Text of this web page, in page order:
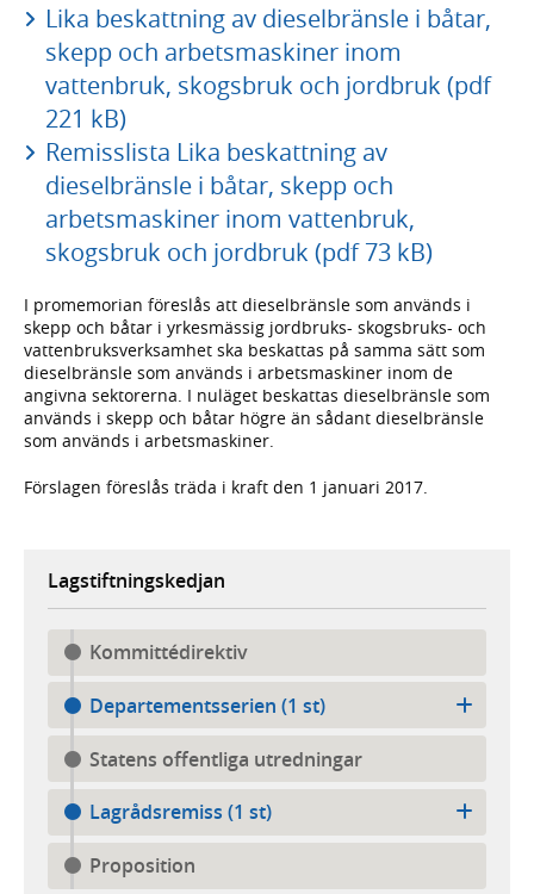
Lika beskattning av dieselbränsle i båtar,
skepp och arbetsmaskiner inom
vattenbruk, skogsbruk och jordbruk (pdf
221 kB)
Remisslista Lika beskattning av
dieselbränsle i båtar, skepp och
arbetsmaskiner inom vattenbruk,
skogsbruk och jordbruk (pdf 73 kB)
I promemorian föreslås att dieselbränsle som används i
skepp och båtar i yrkesmässig jordbruks- skogsbruks- och
vattenbruksverksamhet ska beskattas på samma sätt som
dieselbränsle som används i arbetsmaskiner inom de
angivna sektorerna. I nuläget beskattas dieselbränsle som
används i skepp och båtar högre än sådant dieselbränsle
som används i arbetsmaskiner.
Förslagen föreslås träda i kraft den 1 januari 2017.
Lagstiftningskedjan
Kommittédirektiv
Departementsserien (1 st)
Statens offentliga utredningar
Lagrådsremiss (1 st)
Proposition